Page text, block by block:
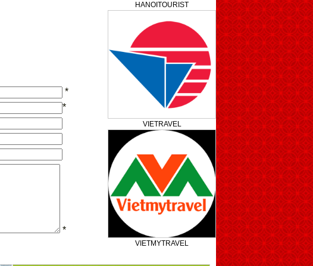
*
*
*
HANOITOURIST
VIETRAVEL
VIETMYTRAVEL